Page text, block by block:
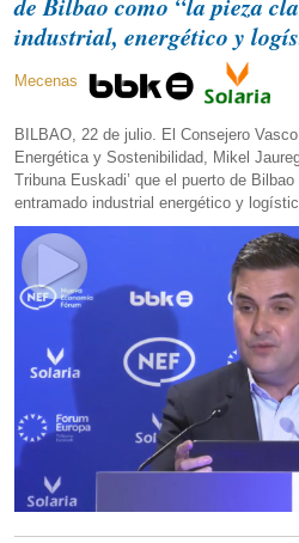
industrial, energético y
Mecenas
BILBAO, 22 de julio. El Consejero
Energética y Sostenibilidad, Mikel
Tribuna Euskadi’ que el puerto de
entramado industrial energético y